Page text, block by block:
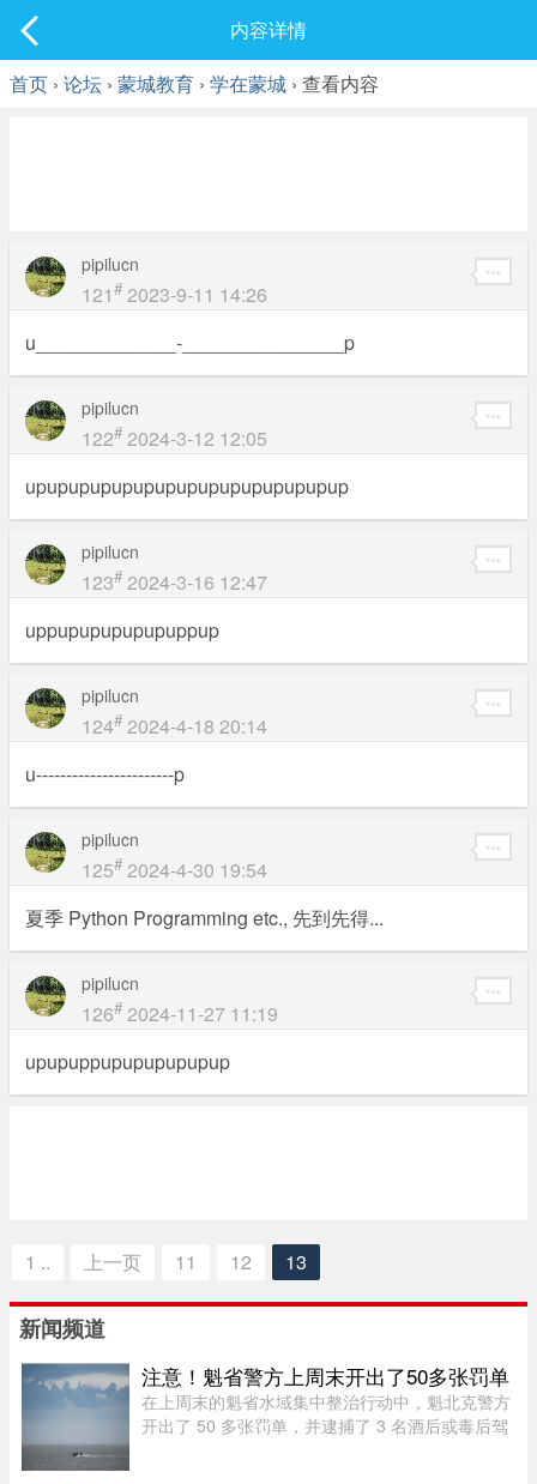
最新发表
内容详情
首页 › 论坛 › 蒙城教育 › 学在蒙城 › 查看内容
pipilucn
121# 2023-9-11 14:26
u_____________-_______________p
pipilucn
122# 2024-3-12 12:05
upupupupupupupupupupupupupupup
pipilucn
123# 2024-3-16 12:47
uppupupupupupuppup
pipilucn
124# 2024-4-18 20:14
u-----------------------p
pipilucn
125# 2024-4-30 19:54
夏季 Python Programming etc., 先到先得...
pipilucn
126# 2024-11-27 11:19
upupuppupupupupupup
1 .. 上一页 11 12 13
新闻频道
注意！魁省警方上周末开出了50多张罚单
在上周末的魁省水域集中整治行动中，魁北克警方
开出了 50 多张罚单，并逮捕了 3 名酒后或毒后驾